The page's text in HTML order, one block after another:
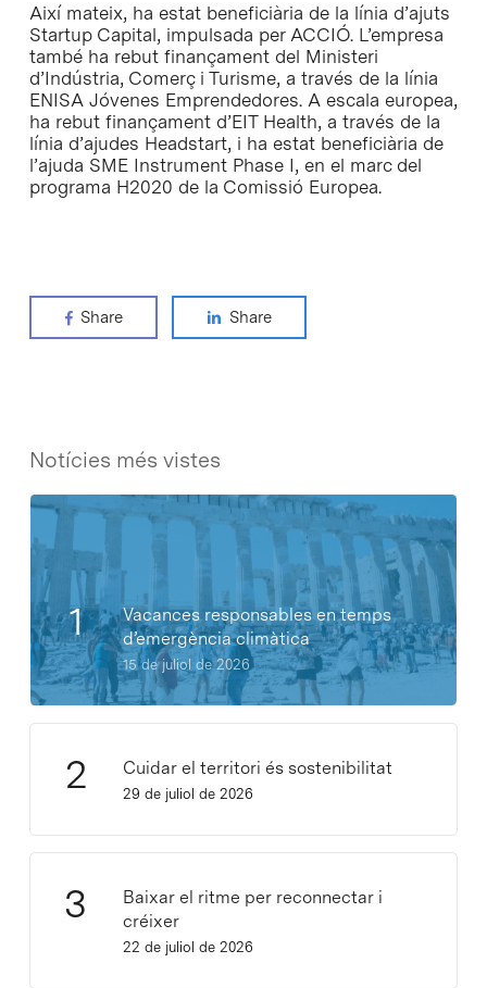
Així mateix, ha estat beneficiària de la línia d’ajuts
Startup Capital, impulsada per ACCIÓ. L’empresa
també ha rebut finançament del Ministeri
d’Indústria, Comerç i Turisme, a través de la línia
ENISA Jóvenes Emprendedores. A escala europea,
ha rebut finançament d’EIT Health, a través de la
línia d’ajudes Headstart, i ha estat beneficiària de
l’ajuda SME Instrument Phase I, en el marc del
programa H2020 de la Comissió Europea.
Share Share
Notícies més vistes
Vacances responsables en temps
d’emergència climàtica
15 de juliol de 2026
Cuidar el territori és sostenibilitat
29 de juliol de 2026
Baixar el ritme per reconnectar i
créixer
22 de juliol de 2026